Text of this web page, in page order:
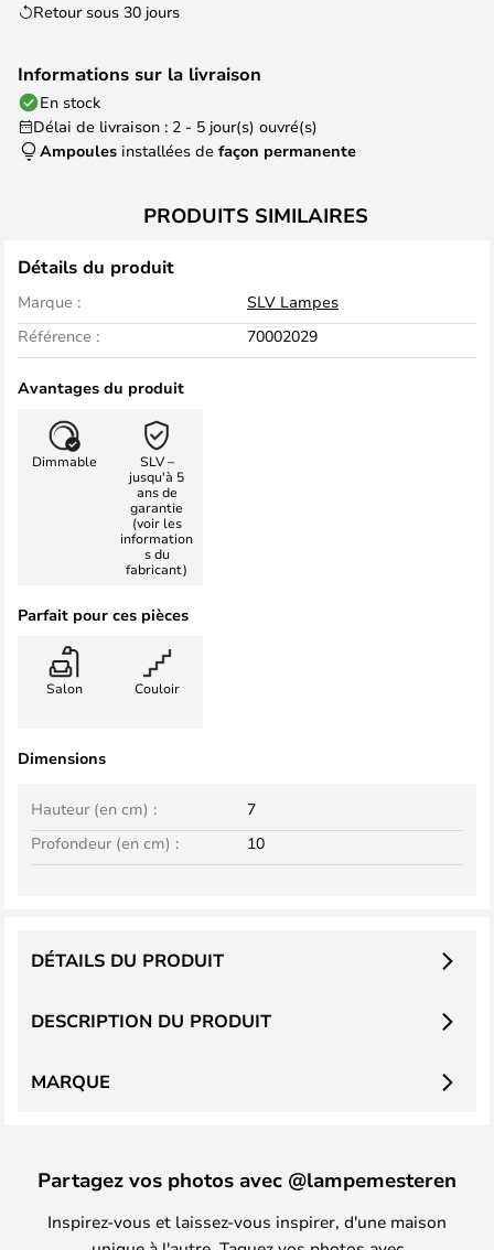
Retour sous 30 jours
Informations sur la livraison
En stock
Délai de livraison : 2 - 5 jour(s) ouvré(s)
Ampoules installées de façon permanente
PRODUITS SIMILAIRES
Détails du produit
Marque :
SLV Lampes
Référence :
70002029
Avantages du produit
Dimmable
SLV –
jusqu'à 5
ans de
garantie
(voir les
information
s du
fabricant)
Parfait pour ces pièces
Salon Couloir
Dimensions
Hauteur (en cm) :
7
Profondeur (en cm) :
10
DESCRIPTION DU PRODUIT
DÉTAILS DU PRODUIT
MARQUE
Partagez vos photos avec @lampemesteren
Inspirez-vous et laissez-vous inspirer, d'une maison